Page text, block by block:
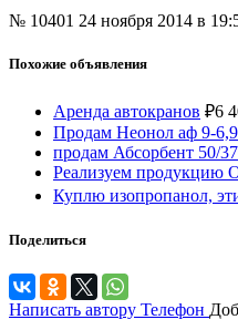
№ 10401 24 ноября 2014 в
Похожие объявления
Аренда автокранов ₽6
Продам Неонол аф 9-
продам Абсорбент 50/
Реализуем продукцию
Куплю изопропанол,
Поделиться
Написать автору Телефон